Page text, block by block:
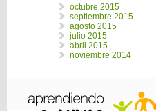
octubre 2015
septiembre 2015
agosto 2015
julio 2015
abril 2015
noviembre 2014